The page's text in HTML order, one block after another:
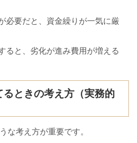
必要だと、資金繰りが一気に厳
ると、劣化が進み費用が増える
るときの考え方（実務的
な考え方が重要です。